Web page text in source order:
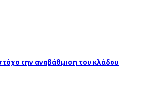
την αναβάθμιση του κλάδου